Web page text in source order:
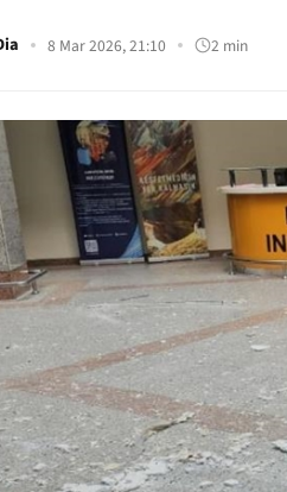
8 Mar 2026, 21:10 2 min